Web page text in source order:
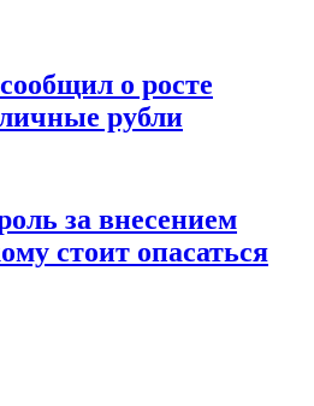
о росте
рубли
за внесением
стоит опасаться